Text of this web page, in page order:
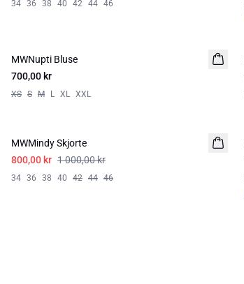
34 36 38 40 42 44 46
NYHED
MWNupti Bluse
700,00 kr
XS S M L XL XXL
MWMindy Skjorte
800,00 kr 1 000,00 kr
34 36 38 40 42 44 46